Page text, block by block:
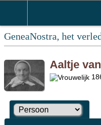
GeneaNostra, het
Aaltje